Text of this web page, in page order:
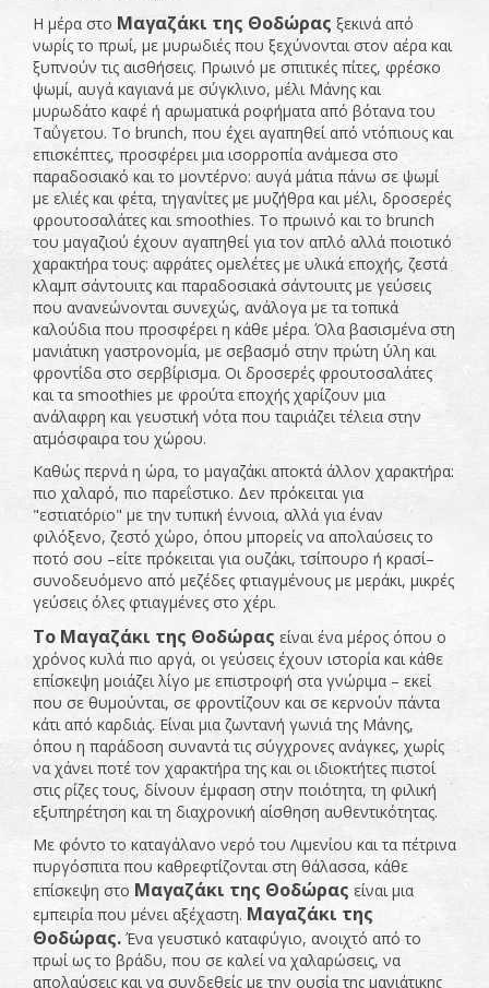
Η μέρα στο Μαγαζάκι της Θοδώρας ξεκινά από
νωρίς το πρωί, με μυρωδιές που ξεχύνονται στον αέρα και
ξυπνούν τις αισθήσεις. Πρωινό με σπιτικές πίτες, φρέσκο
ψωμί, αυγά καγιανά με σύγκλινο, μέλι Μάνης και
μυρωδάτο καφέ ή αρωματικά ροφήματα από βότανα του
Ταΰγετου. Το brunch, που έχει αγαπηθεί από ντόπιους και
επισκέπτες, προσφέρει μια ισορροπία ανάμεσα στο
παραδοσιακό και το μοντέρνο: αυγά μάτια πάνω σε ψωμί
με ελιές και φέτα, τηγανίτες με μυζήθρα και μέλι, δροσερές
φρουτοσαλάτες και smoothies. Το πρωινό και το brunch
του μαγαζιού έχουν αγαπηθεί για τον απλό αλλά ποιοτικό
χαρακτήρα τους: αφράτες ομελέτες με υλικά εποχής, ζεστά
κλαμπ σάντουιτς και παραδοσιακά σάντουιτς με γεύσεις
που ανανεώνονται συνεχώς, ανάλογα με τα τοπικά
καλούδια που προσφέρει η κάθε μέρα. Όλα βασισμένα στη
μανιάτικη γαστρονομία, με σεβασμό στην πρώτη ύλη και
φροντίδα στο σερβίρισμα. Οι δροσερές φρουτοσαλάτες
και τα smoothies με φρούτα εποχής χαρίζουν μια
ανάλαφρη και γευστική νότα που ταιριάζει τέλεια στην
ατμόσφαιρα του χώρου.
Καθώς περνά η ώρα, το μαγαζάκι αποκτά άλλον χαρακτήρα:
πιο χαλαρό, πιο παρεΐστικο. Δεν πρόκειται για
"εστιατόριο" με την τυπική έννοια, αλλά για έναν
φιλόξενο, ζεστό χώρο, όπου μπορείς να απολαύσεις το
ποτό σου –είτε πρόκειται για ουζάκι, τσίπουρο ή κρασί–
συνοδευόμενο από μεζέδες φτιαγμένους με μεράκι, μικρές
γεύσεις όλες φτιαγμένες στο χέρι.
Το Μαγαζάκι της Θοδώρας είναι ένα μέρος όπου ο
χρόνος κυλά πιο αργά, οι γεύσεις έχουν ιστορία και κάθε
επίσκεψη μοιάζει λίγο με επιστροφή στα γνώριμα – εκεί
που σε θυμούνται, σε φροντίζουν και σε κερνούν πάντα
κάτι από καρδιάς. Είναι μια ζωντανή γωνιά της Μάνης,
όπου η παράδοση συναντά τις σύγχρονες ανάγκες, χωρίς
να χάνει ποτέ τον χαρακτήρα της και οι ιδιοκτήτες πιστοί
στις ρίζες τους, δίνουν έμφαση στην ποιότητα, τη φιλική
εξυπηρέτηση και τη διαχρονική αίσθηση αυθεντικότητας.
Με φόντο το καταγάλανο νερό του Λιμενίου και τα πέτρινα
πυργόσπιτα που καθρεφτίζονται στη θάλασσα, κάθε
επίσκεψη στο Μαγαζάκι της Θοδώρας είναι μια
εμπειρία που μένει αξέχαστη. Μαγαζάκι της
Θοδώρας. Ένα γευστικό καταφύγιο, ανοιχτό από το
πρωί ως το βράδυ, που σε καλεί να χαλαρώσεις, να
απολαύσεις και να συνδεθείς με την ουσία της μανιάτικης